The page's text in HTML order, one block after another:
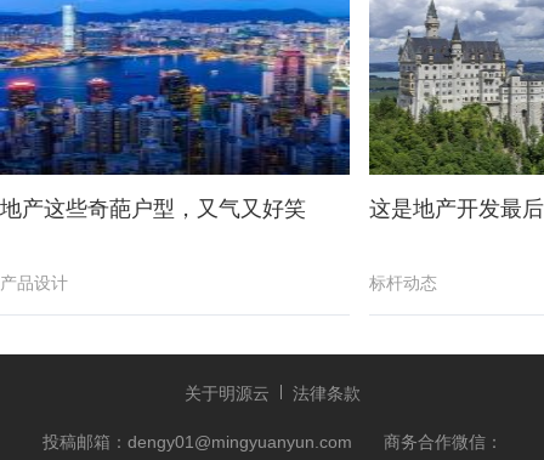
地产这些奇葩户型，又气又好笑
产品设计
这是地产开发最
标杆动态
关于明源云 法律条款
投稿邮箱：dengy01@mingyuanyun.com
商务合作微信：